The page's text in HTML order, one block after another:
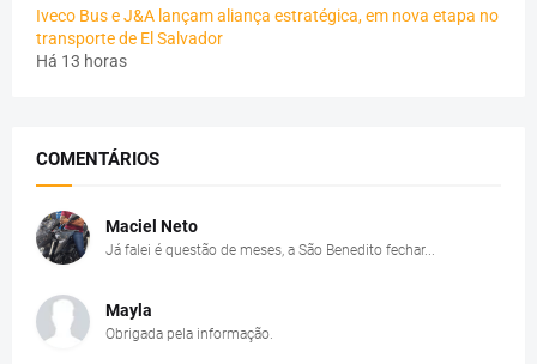
Iveco Bus e J&A lançam aliança estratégica, em nova etapa no
transporte de El Salvador
Há 13 horas
COMENTÁRIOS
Maciel Neto
Já falei é questão de meses, a São Benedito fechar...
Mayla
Obrigada pela informação.